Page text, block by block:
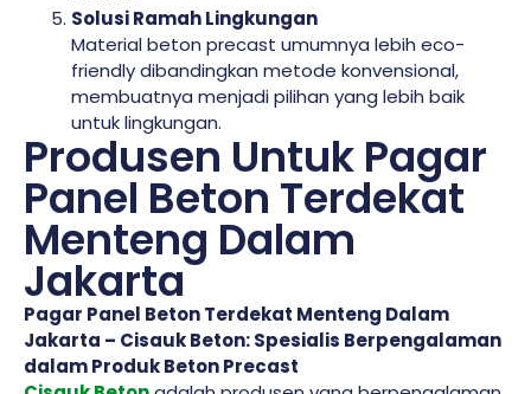
Solusi Ramah Lingkungan
Material beton precast umumnya lebih eco-
friendly dibandingkan metode konvensional,
membuatnya menjadi pilihan yang lebih baik
untuk lingkungan.
Produsen Untuk Pagar
Panel Beton Terdekat
Menteng Dalam
Jakarta
Pagar Panel Beton Terdekat Menteng Dalam
Jakarta – Cisauk Beton: Spesialis Berpengalaman
dalam Produk Beton Precast